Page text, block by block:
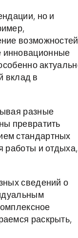
но и
возможностей
инновационные
вклад в
разные
превратить
стандартных
работы и отдыха,
сведений о
раскрыть,